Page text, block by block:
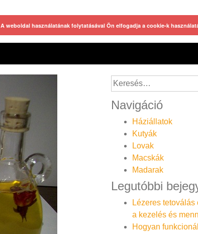
Keresés:
Navigáció
Háziállatok
Kutyák
Lovak
Macskák
Madarak
Legutóbbi
Lézeres
a kezelés és
Hogyan
A weboldal használatának folytatásával Ön elfogadja a cookie-k